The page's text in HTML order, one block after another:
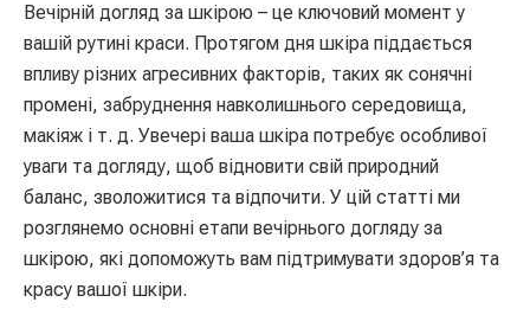
Вечірній догляд за шкірою – це ключовий момент у
вашій рутині краси. Протягом дня шкіра піддається
впливу різних агресивних факторів, таких як сонячні
промені, забруднення навколишнього середовища,
макіяж і т. д. Увечері ваша шкіра потребує особливої
уваги та догляду, щоб відновити свій природний
баланс, зволожитися та відпочити. У цій статті ми
розглянемо основні етапи вечірнього догляду за
шкірою, які допоможуть вам підтримувати здоров’я та
красу вашої шкіри.